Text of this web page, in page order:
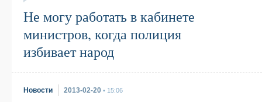
Не могу работать в кабинете
министров, когда полиция
избивает народ
Новости 2013-02-20 • 15:06